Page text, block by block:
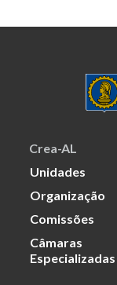
Crea-AL
Unidades
Organização
Comissões
Câmaras
Especializadas